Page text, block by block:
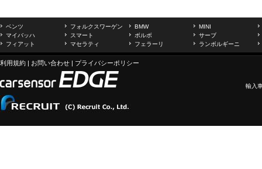
ベンツ フォルクスワーゲン BMW
MINI
マイバッハ
スマート ボルボ
サーブ
フィアット
マセラティ フェラーリ ランボルギーニ
利用規約 | お問い合わせ | プライバシーポリシー
輸入